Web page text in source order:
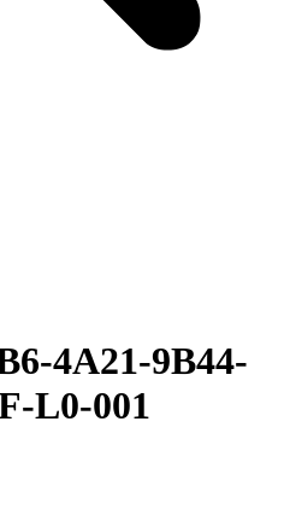
4A21-9B44-
L0-001